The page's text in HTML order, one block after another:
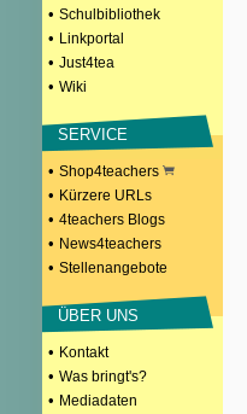
• Schulbibliothek
• Linkportal
• Just4tea
• Wiki
SERVICE
• Shop4teachers
• Kürzere URLs
• 4teachers Blogs
• News4teachers
• Stellenangebote
ÜBER UNS
• Kontakt
• Was bringt's?
• Mediadaten